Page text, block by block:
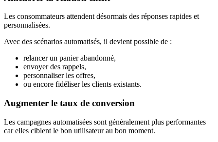
Les consommateurs attendent désormais des réponses rapides et
personnalisées.
Avec des scénarios automatisés, il devient possible de :
relancer un panier abandonné,
envoyer des rappels,
personnaliser les offres,
ou encore fidéliser les clients existants.
Augmenter le taux de conversion
Les campagnes automatisées sont généralement plus performantes
car elles ciblent le bon utilisateur au bon moment.